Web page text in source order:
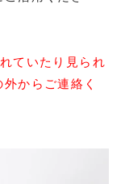
ていたり見られ
からご連絡く